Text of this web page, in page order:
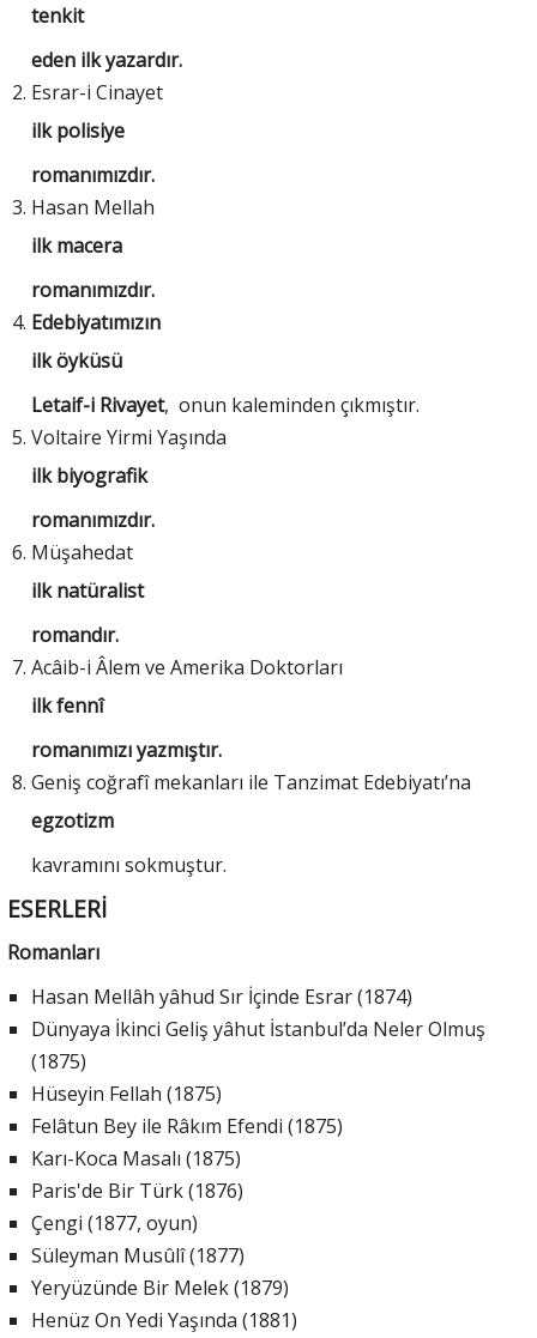
tenkit
eden ilk yazardır.
Esrar-i Cinayet
ilk polisiye
romanımızdır.
Hasan Mellah
ilk macera
romanımızdır.
Edebiyatımızın
ilk öyküsü
Letaif-i Rivayet, onun kaleminden çıkmıştır.
Voltaire Yirmi Yaşında
ilk biyografik
romanımızdır.
Müşahedat
ilk natüralist
romandır.
Acâib-i Âlem ve Amerika Doktorları
ilk fennî
romanımızı yazmıştır.
Geniş coğrafî mekanları ile Tanzimat Edebiyatı’na
egzotizm
kavramını sokmuştur.
ESERLERİ
Romanları
Hasan Mellâh yâhud Sır İçinde Esrar (1874)
Dünyaya İkinci Geliş yâhut İstanbul’da Neler Olmuş
(1875)
Hüseyin Fellah (1875)
Felâtun Bey ile Râkım Efendi (1875)
Karı-Koca Masalı (1875)
Paris'de Bir Türk (1876)
Çengi (1877, oyun)
Süleyman Musûlî (1877)
Yeryüzünde Bir Melek (1879)
Henüz On Yedi Yaşında (1881)